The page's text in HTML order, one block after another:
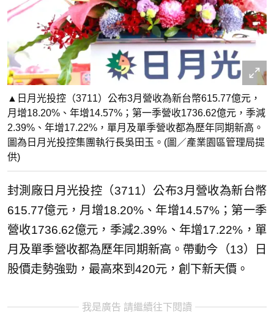
▲日月光投控（3711）公布3月營收為新台幣615.77億元，
月增18.20%、年增14.57%；第一季營收1736.62億元，季減
2.39%、年增17.22%，單月及單季營收都為歷年同期新高。
圖為日月光投控集團執行長吳田玉。(圖／產業園區管理局提
供)
封測廠日月光投控（3711）公布3月營收為新台幣
615.77億元，月增18.20%、年增14.57%；第一季
營收1736.62億元，季減2.39%、年增17.22%，單
月及單季營收都為歷年同期新高。帶動今（13）日
股價走勢強勁，最高來到420元，創下新天價。
我是廣告 請繼續往下閱讀